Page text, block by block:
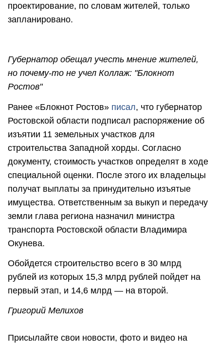
проектирование, по словам жителей, только
запланировано.
Губернатор обещал учесть мнение жителей,
но почему-то не учел Коллаж: "Блокнот
Ростов"
Ранее «Блокнот Ростов» писал, что губернатор
Ростовской области подписал распоряжение об
изъятии 11 земельных участков для
строительства Западной хорды. Согласно
документу, стоимость участков определят в ходе
специальной оценки. После этого их владельцы
получат выплаты за принудительно изъятые
имущества. Ответственным за выкуп и передачу
земли глава региона назначил министра
транспорта Ростовской области Владимира
Окунева.
Обойдется строительство всего в 30 млрд
рублей из которых 15,3 млрд рублей пойдет на
первый этап, и 14,6 млрд — на второй.
Григорий Мелихов
Присылайте свои новости, фото и видео на